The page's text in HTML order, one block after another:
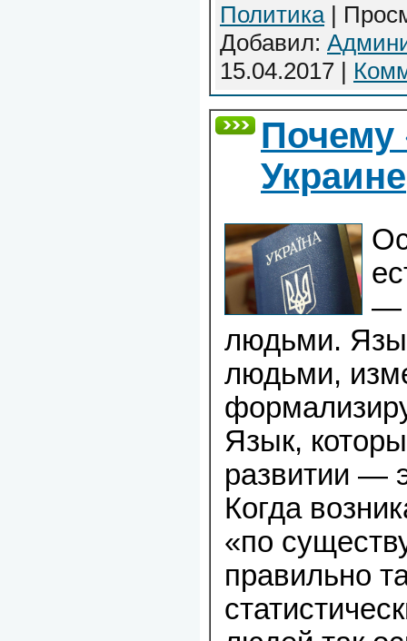
Политика|
Добавил:
15.04.2017 |
Почему
Украине
—
людьми.
людьми,
Язык,
развитии —
Когда
«по
правильно